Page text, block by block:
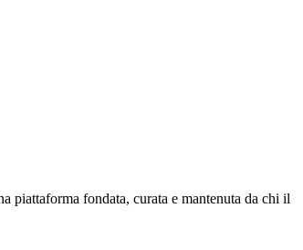
piattaforma fondata, curata e mantenuta da chi il